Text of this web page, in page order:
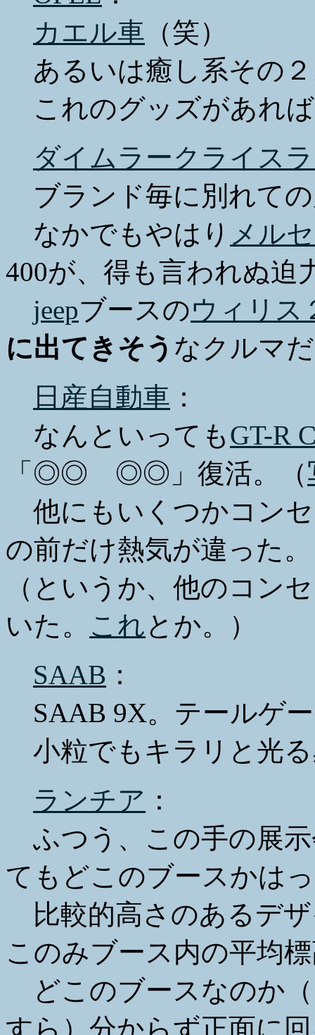
カエル車 （笑）
あるいは癒し系その
これのグッズがあれ
ダイムラークライス
ブランド毎に別れて
なかでもやはり メル
400が、得も言われぬ迫
jeepブースのウィリス
に出てきそう なクルマ
日産自動車 ：
なんといってもGT-R
「◎◎ ◎◎」復活。（
他にもいくつかコン
の前だけ熱気が違った。
（というか、他のコン
いた。 これとか。）
SAAB ：
SAAB 9X。テールゲ
小粒でもキラリと光
ランチア ：
ふつう、この手の展
てもどこのブースかは
比較的高さのあるデ
このみブース内の平均
どこのブースなのか
すら）分からず正面に